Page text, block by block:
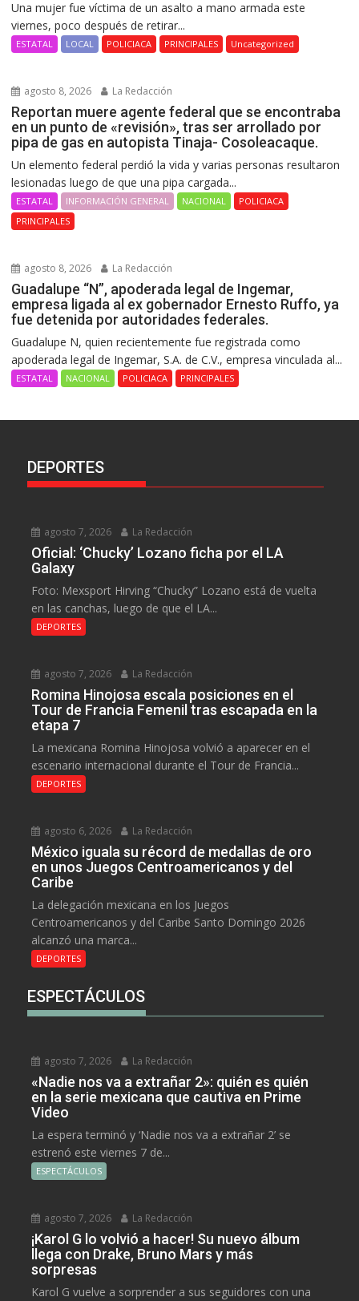
Una mujer fue víctima de un asalto a mano armada este
viernes, poco después de retirar...
ESTATAL LOCAL POLICIACA PRINCIPALES Uncategorized
agosto 8, 2026 La Redacción
Reportan muere agente federal que se encontraba
en un punto de «revisión», tras ser arrollado por
pipa de gas en autopista Tinaja- Cosoleacaque.
Un elemento federal perdió la vida y varias personas resultaron
lesionadas luego de que una pipa cargada...
ESTATAL INFORMACIÓN GENERAL NACIONAL
POLICIACA
PRINCIPALES
agosto 8, 2026 La Redacción
Guadalupe “N”, apoderada legal de Ingemar,
empresa ligada al ex gobernador Ernesto Ruffo, ya
fue detenida por autoridades federales.
Guadalupe N, quien recientemente fue registrada como
apoderada legal de Ingemar, S.A. de C.V., empresa vinculada al...
ESTATAL NACIONAL POLICIACA PRINCIPALES
DEPORTES
agosto 7, 2026 La Redacción
Oficial: ‘Chucky’ Lozano ficha por el LA
Galaxy
Foto: Mexsport Hirving “Chucky” Lozano está de vuelta
en las canchas, luego de que el LA...
DEPORTES
agosto 7, 2026 La Redacción
Romina Hinojosa escala posiciones en el
Tour de Francia Femenil tras escapada en la
etapa 7
La mexicana Romina Hinojosa volvió a aparecer en el
escenario internacional durante el Tour de Francia...
DEPORTES
agosto 6, 2026 La Redacción
México iguala su récord de medallas de oro
en unos Juegos Centroamericanos y del
Caribe
La delegación mexicana en los Juegos
Centroamericanos y del Caribe Santo Domingo 2026
alcanzó una marca...
DEPORTES
ESPECTÁCULOS
agosto 7, 2026 La Redacción
«Nadie nos va a extrañar 2»: quién es quién
en la serie mexicana que cautiva en Prime
Video
La espera terminó y ‘Nadie nos va a extrañar 2’ se
estrenó este viernes 7 de...
ESPECTÁCULOS
agosto 7, 2026 La Redacción
¡Karol G lo volvió a hacer! Su nuevo álbum
llega con Drake, Bruno Mars y más
sorpresas
Karol G vuelve a sorprender a sus seguidores con una